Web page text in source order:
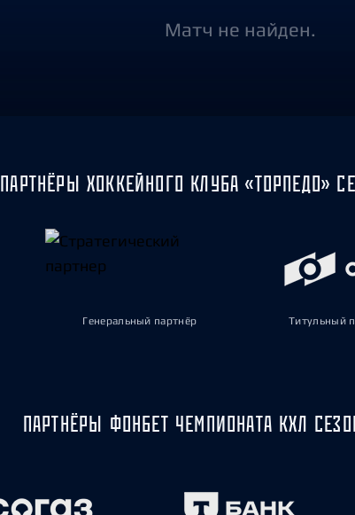
Матч не найден.
ПАРТНЁРЫ ХОККЕЙНОГО КЛУБА «ТОРПЕДО»
Генеральный партнёр Титульный
ПАРТНЁРЫ ФОНБЕТ ЧЕМПИОНАТА КХЛ